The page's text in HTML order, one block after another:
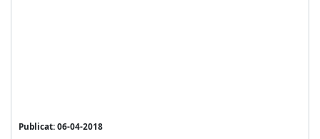
Publicat: 06-04-2018